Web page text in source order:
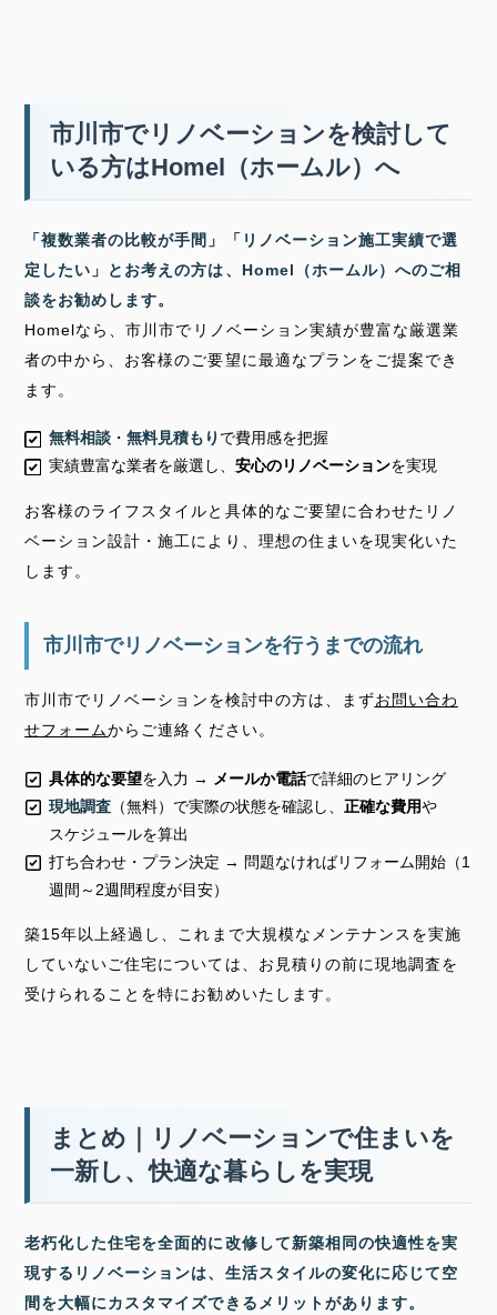
市川市でリノベーションを検討して
いる方はHomel（ホームル）へ
「複数業者の比較が手間」「リノベーション施工実績で選
定したい」とお考えの方は、Homel（ホームル）へのご相
談をお勧めします。
Homelなら、市川市でリノベーション実績が豊富な厳選業
者の中から、お客様のご要望に最適なプランをご提案でき
ます。
無料相談・ 無料見積もり で費用感を把握
実績豊富な業者を厳選し、 安心のリノベーションを実現
お客様のライフスタイルと具体的なご要望に合わせたリノ
ベーション設計・施工により、理想の住まいを現実化いた
します。
市川市でリノベーションを行うまでの流れ
市川市で リノベーションを検討中の方は、まずお問い合わ
せフォームからご連絡ください。
具体的な要望を入力 → メールか電話で詳細のヒアリング
現地調査（無料）で実際の状態を確認し、 正確な費用や
スケジュールを算出
打ち合わせ・プラン決定 → 問題なければリフォーム開始（1
週間～2週間程度が目安）
築15年以上経過し、これまで大規模なメンテナンスを実施
していないご住宅については、お見積りの前に現地調査を
受けられることを特にお勧めいたします。
まとめ｜リノベーションで住まいを
一新し、快適な暮らしを実現
老朽化した住宅を全面的に改修して新築相同の快適性を実
現するリノベーションは、生活スタイルの変化に応じて空
間を大幅にカスタマイズできるメリットがあります。